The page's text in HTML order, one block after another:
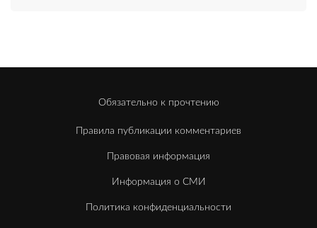
Обязательно к прочтению
Правила публикации комментариев
Правовая информация
Информация о СМИ
Политика конфиденциальности